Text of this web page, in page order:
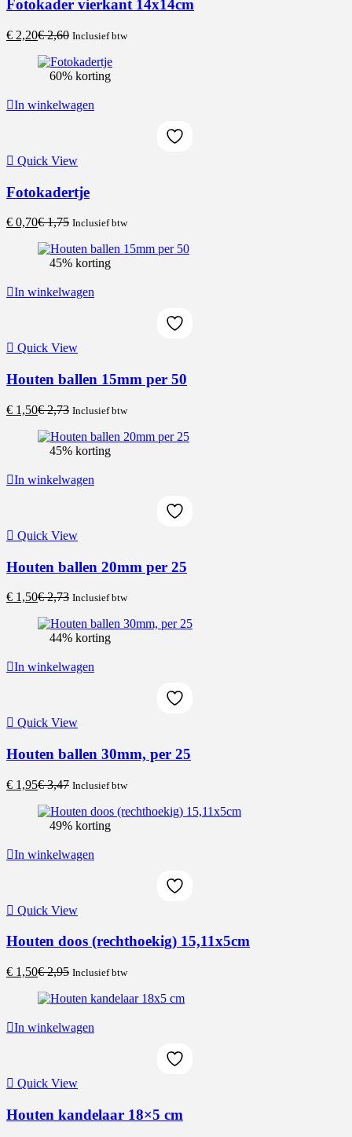
Fotokader vierkant 14x14cm
€ 2,20Current
is:
€ 2,20.
€2,60 Original
was:
€ 2,60.
Inclusief btw
60% korting
In winkelwagen
Quick View
Fotokadertje
€ 0,70Current
is:
€ 0,70.
€1,75 Original
was:
€ 1,75.
Inclusief btw
45% korting
In winkelwagen
Quick View
Houten ballen 15mm per 50
€ 1,50Current
is:
€ 1,50.
€2,73 Original
was:
€ 2,73.
Inclusief btw
45% korting
In winkelwagen
Quick View
Houten ballen 20mm per 25
€ 1,50Current
is:
€ 1,50.
€2,73 Original
was:
€ 2,73.
Inclusief btw
44% korting
In winkelwagen
Quick View
Houten ballen 30mm, per 25
€ 1,95Current
is:
€ 1,95.
€3,47 Original
was:
€ 3,47.
Inclusief btw
49% korting
In winkelwagen
Quick View
Houten doos (rechthoekig) 15,11x5cm
€ 1,50Current
is:
€2,95 Original
was:
Inclusief btw
In winkelwagen
Quick View
Houten kandelaar 18×5 cm